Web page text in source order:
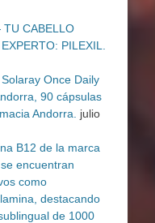
TU CABELLO
PILEXIL.
Once Daily
90 cápsulas
Andorra.
julio
B12 de la marca
encuentran
como
destacando
de 1000